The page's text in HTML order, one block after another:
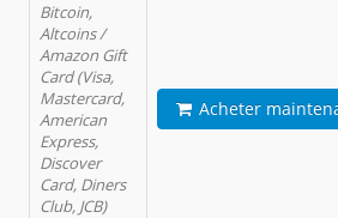
Bitcoin,
Altcoins /
Amazon Gift
Card (Visa,
Mastercard,
American
Express,
Discover
Card, Diners
Club, JCB)
Acheter